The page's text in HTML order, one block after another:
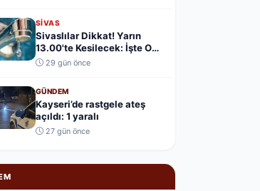
SIVAS
Sivaslılar Dikkat! Yarın
13.00'te Kesilecek: İşte O
Mahalleler.....
29 gün önce
GÜNDEM
Kayseri’de rastgele ateş
açıldı: 1 yaralı
27 gün önce